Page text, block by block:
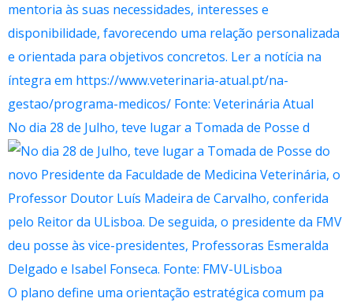
No dia 28 de Julho, teve lugar a Tomada de Posse d
O plano define uma orientação estratégica comum pa